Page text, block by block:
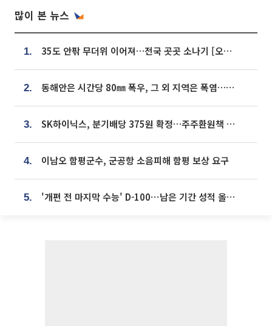
많이 본 뉴스
1. 35도 안팎 무더위 이어져…전국 곳곳 소나기 [오늘 날씨]
2. 동해안은 시간당 80㎜ 폭우, 그 외 지역은 폭염…‘극과 극 날씨’
3. SK하이닉스, 분기배당 375원 확정…주주환원책 9월로 앞당겨 발표
4. 이남오 함평군수, 군공항 소음피해 함평 보상 요구
5. '개편 전 마지막 수능' D-100⋯남은 기간 성적 올릴 전략은